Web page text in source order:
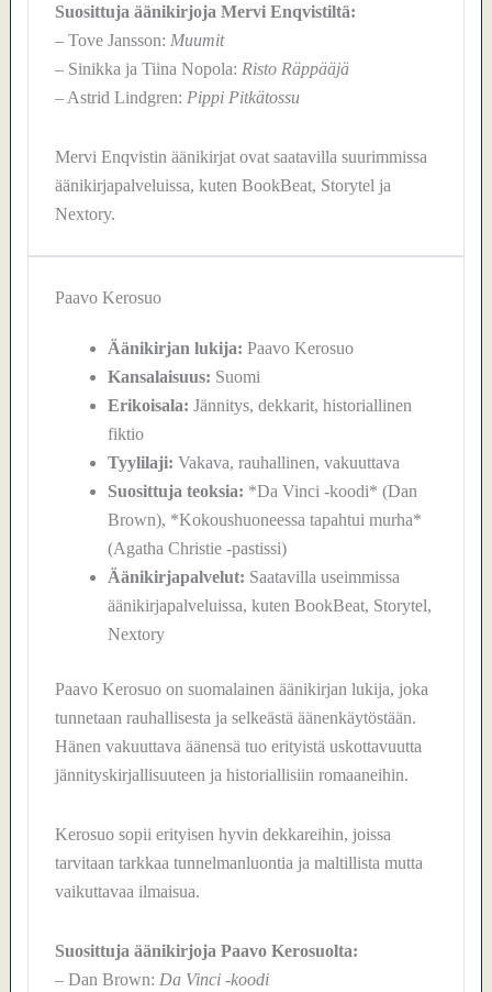
Suosittuja äänikirjoja Mervi Enqvistiltä:
– Tove Jansson: Muumit
– Sinikka ja Tiina Nopola: Risto Räppääjä
– Astrid Lindgren: Pippi Pitkätossu
Mervi Enqvistin äänikirjat ovat saatavilla suurimmissa
äänikirjapalveluissa, kuten BookBeat, Storytel ja
Nextory.
Paavo Kerosuo
Äänikirjan lukija: Paavo Kerosuo
Kansalaisuus: Suomi
Erikoisala: Jännitys, dekkarit, historiallinen
fiktio
Tyylilaji: Vakava, rauhallinen, vakuuttava
Suosittuja teoksia: *Da Vinci -koodi* (Dan
Brown), *Kokoushuoneessa tapahtui murha*
(Agatha Christie -pastissi)
Äänikirjapalvelut: Saatavilla useimmissa
äänikirjapalveluissa, kuten BookBeat, Storytel,
Nextory
Paavo Kerosuo on suomalainen äänikirjan lukija, joka
tunnetaan rauhallisesta ja selkeästä äänenkäytöstään.
Hänen vakuuttava äänensä tuo erityistä uskottavuutta
jännityskirjallisuuteen ja historiallisiin romaaneihin.
Kerosuo sopii erityisen hyvin dekkareihin, joissa
tarvitaan tarkkaa tunnelmanluontia ja maltillista mutta
vaikuttavaa ilmaisua.
Suosittuja äänikirjoja Paavo Kerosuolta:
– Dan Brown: Da Vinci -koodi